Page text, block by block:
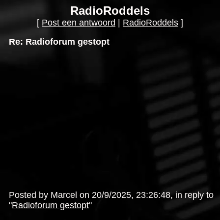
RadioRoddels
[ Post een antwoord RadioRoddels ]
Re: Radioforum gestopt
Posted by Marcel on 20/9/2025, 23:26:48, in reply to
"Radioforum gestopt"